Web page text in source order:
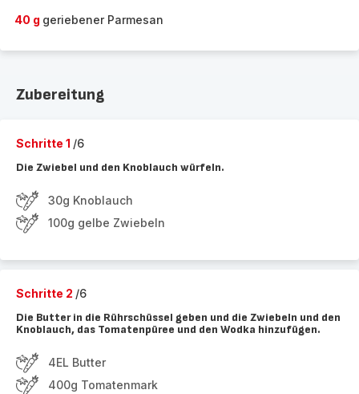
40 g geriebener Parmesan
Zubereitung
Schritte 1 /6
Die Zwiebel und den Knoblauch würfeln.
30g Knoblauch
100g gelbe Zwiebeln
Schritte 2 /6
Die Butter in die Rührschüssel geben und die Zwiebeln und den
Knoblauch, das Tomatenpüree und den Wodka hinzufügen.
4EL Butter
400g Tomatenmark